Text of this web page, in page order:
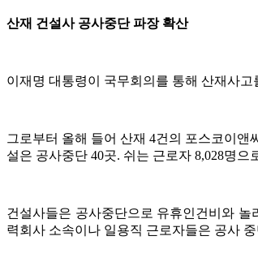
산재 건설사 공사중단 파장 확산
이재명 대통령이 국무회의를 통해 산재사
그로부터 올해 들어 산재 4건의 포스코이앤
설은 공사중단 40곳. 쉬는 근로자 8,028명으
건설사들은 공사중단으로 유휴인건비와
력회사 소속이나 일용직 근로자들은 공사